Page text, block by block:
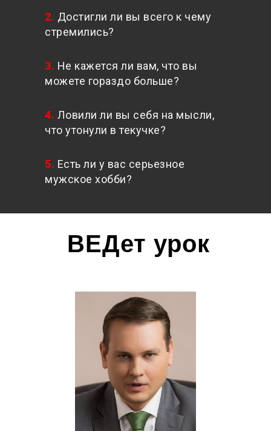
5. Есть ли у вас серьезное
мужское хобби?
2. Достигли ли вы всего к чему
стремились?
3. Не кажется ли вам, что вы
можете гораздо больше?
4. Ловили ли вы себя на мысли,
что утонули в текучке?
ВЕДет урок